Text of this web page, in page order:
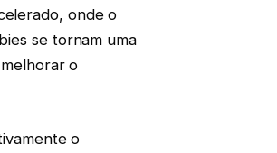
onde o
se tornam uma
o
o